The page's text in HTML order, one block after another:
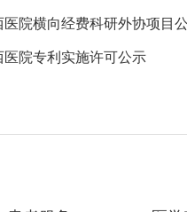
医院横向经费科研外协项目
院专利实施许可公示